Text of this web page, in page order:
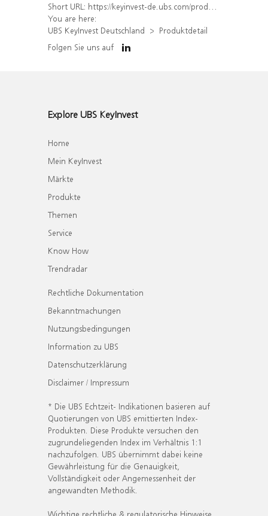
Short URL: https://keyinvest-de.ubs.com/produkt/detail/index/isin/DE000WA62HV0
You are here:
UBS KeyInvest Deutschland
Produktdetail
Folgen Sie uns auf
Explore UBS KeyInvest
Home
Mein KeyInvest
Märkte
Produkte
Themen
Service
Know How
Trendradar
Rechtliche Dokumentation
Bekanntmachungen
Nutzungsbedingungen
Information zu UBS
Datenschutzerklärung
Disclaimer / Impressum
* Die UBS Echtzeit- Indikationen basieren auf
Quotierungen von UBS emittierten Index-
Produkten. Diese Produkte versuchen den
zugrundeliegenden Index im Verhältnis 1:1
nachzufolgen. UBS übernimmt dabei keine
Gewährleistung für die Genauigkeit,
Vollständigkeit oder Angemessenheit der
angewandten Methodik.